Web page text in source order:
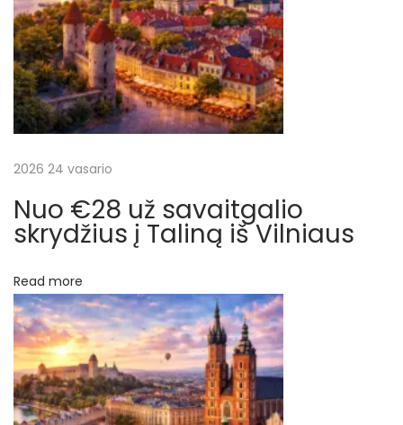
r
a
š
ų
š
V
i
l
n
i
a
s
N
x
t
p
o
s
t
€
8
.
7
8
u
ž
2026 24 vasario
Nuo €28 už savaitgalio
skrydžius į Taliną iš Vilniaus
Read more